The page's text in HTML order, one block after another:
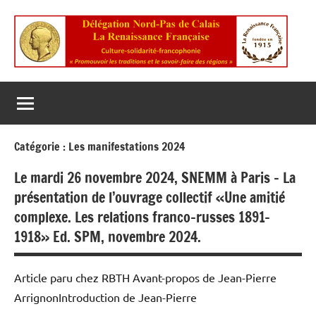
contenu
La
Renaissance
Française
Francophonie
Catégorie : Les manifestations 2024
Le mardi 26 novembre 2024, SNEMM à Paris – La
présentation de l’ouvrage collectif «Une amitié
complexe. Les relations franco-russes 1891-
1918» Ed. SPM, novembre 2024.
Article paru chez RBTH Avant-propos de Jean-Pierre
ArrignonIntroduction de Jean-Pierre